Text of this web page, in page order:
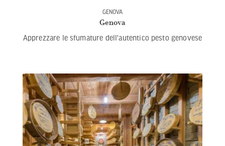
GENOVA
Genova
Apprezzare le sfumature dell'autentico pesto genovese